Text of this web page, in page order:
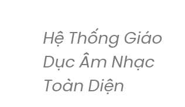
Hệ Thống Giáo
Dục Âm Nhạc
Toàn Diện